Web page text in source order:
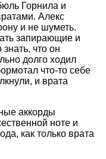
Горнила и
Алекс
и не шуметь.
запирающие и
что он
долго ходил
что-то себе
и врата
аккорды
ноте и
как только врата